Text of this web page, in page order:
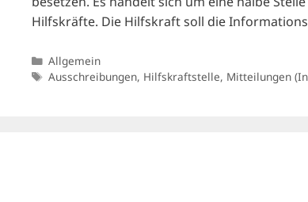
Hilfskräfte. Die Hilfskraft soll die
Kategorien
Allgemein
Schlagwörter
Ausschreibungen, Hilfskraftstelle, Mitteilungen